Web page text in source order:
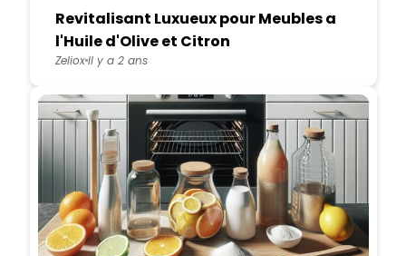
Revitalisant Luxueux pour Meubles a
l'Huile d'Olive et Citron
ZelioxIl y a 2 ans